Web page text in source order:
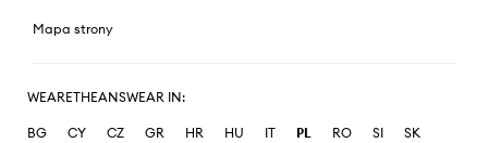
Mapa strony
WEARETHEANSWEAR IN:
BG CY CZ GR HR HU IT PL RO SI SK